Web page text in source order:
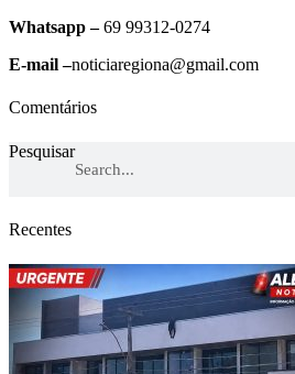
Whatsapp –69 99312-0274
E-mail –noticiaregiona@gmail.com
Comentários
Pesquisar
Recentes